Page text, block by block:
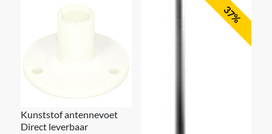
Kunststof antennevoet
Direct leverbaar
37%